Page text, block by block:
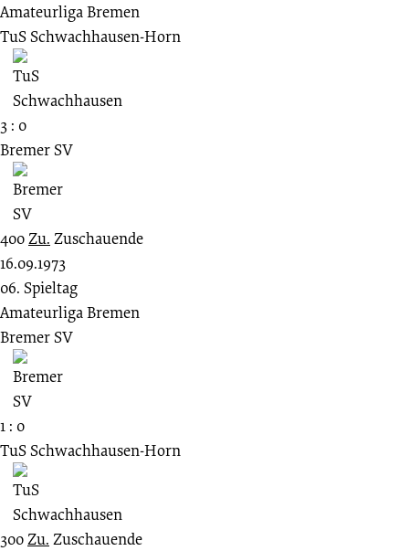
Amateurliga Bremen
TuS Schwachhausen-Horn
3 : 0
Bremer SV
400Zu. Zuschauende
16.09.1973
06. Spieltag
Amateurliga Bremen
Bremer SV
1 : 0
TuS Schwachhausen-Horn
300Zu. Zuschauende